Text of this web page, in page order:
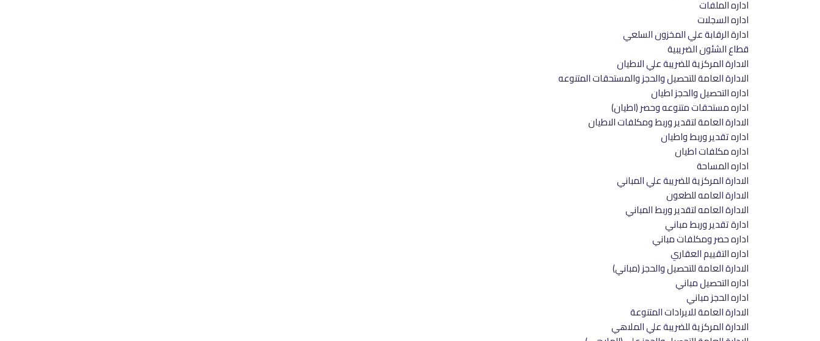
اداره الملفات
اداره السجلات
ادارة الرقابة علي المخزون السلعي
قطاع الشئون الضريبية
الادارة المركزية للضريبة علي الاطيان
الادارة العامة للتحصيل والحجز والمستحقات المتنوعه
اداره التحصيل والحجز اطيان
اداره مستحقات متنوعه وحصر (اطيان)
الادارة العامة لتقدير وربط ومكلفات الاطيان
اداره تقدير وربط واطيان
اداره مكلفات اطيان
اداره المساحة
الادارة المركزية للضريبة علي المباني
الادارة العامه للطعون
الادارة العامه لتقدير وربط المباني
ادارة تقدير وربط مباني
اداره حصر ومكلفات مباني
اداره التقييم العقاري
الادارة العامة للتحصيل والحجز (مباني)
اداره التحصيل مباني
اداره الحجز مباني
الادارة العامة للايرادات المتنوعة
الادارة المركزية للضريبة علي الملاهي